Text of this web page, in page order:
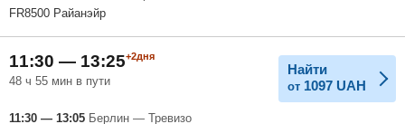
FR8500 Райанэйр
11:30 — 13:25+2дня
48 ч 55 мин в пути
Найти
от 1097 UAH
11:30 — 13:05 Берлин — Тревизо